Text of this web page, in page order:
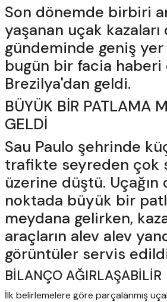
Son dönemde birbiri
yaşanan uçak kazaları
gündeminde geniş
bugün bir facia haberi
Brezilya'dan geldi.
BÜYÜK BİR PATLAMA
GELDİ
Sau Paulo şehrinde
trafikte seyreden çok
üzerine düştü. Uçağın
noktada büyük bir
meydana gelirken,
araçların alev alev
görüntüler servis
BİLANÇO AĞIRLAŞABİLİR
İlk belirlemelere göre parçalanmış